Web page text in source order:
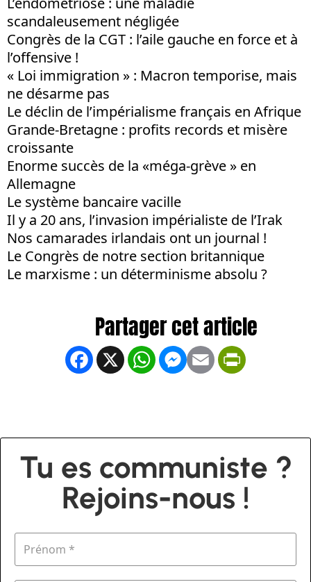
scandaleusement négligée
Congrès de la CGT : l’aile gauche en force et à
l’offensive !
« Loi immigration » : Macron temporise, mais
ne désarme pas
Le déclin de l’impérialisme français en Afrique
Grande-Bretagne : profits records et misère
croissante
Enorme succès de la «méga-grève » en
Allemagne
Le système bancaire vacille
Il y a 20 ans, l’invasion impérialiste de l’Irak
Nos camarades irlandais ont un journal !
Le Congrès de notre section britannique
Le marxisme : un déterminisme absolu ?
Facebook
X WhatsApp
Messenger
Email
Tu es communiste ?
Rejoins-nous !